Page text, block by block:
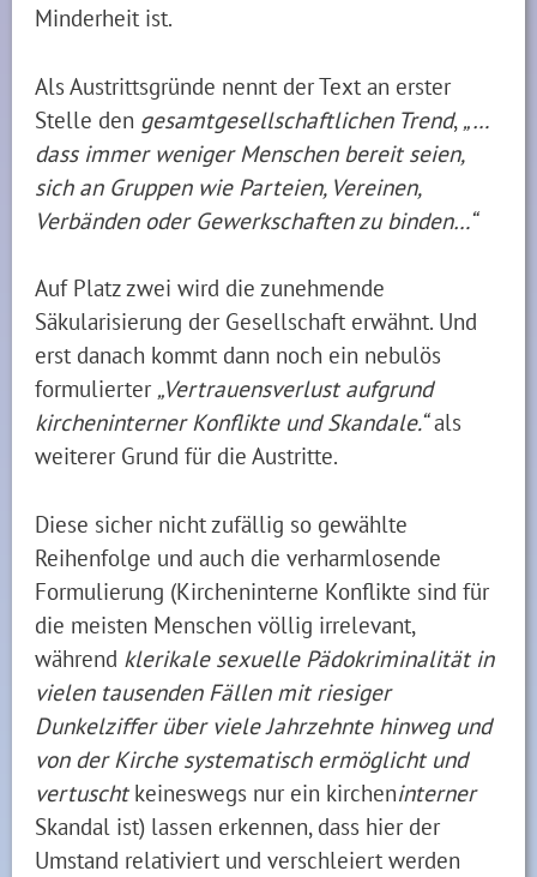
Minderheit ist.
Als Austrittsgründe nennt der Text an erster
Stelle den gesamtgesellschaftlichen Trend, „…
dass immer weniger Menschen bereit seien,
sich an Gruppen wie Parteien, Vereinen,
Verbänden oder Gewerkschaften zu binden…“
Auf Platz zwei wird die zunehmende
Säkularisierung der Gesellschaft erwähnt. Und
erst danach kommt dann noch ein nebulös
formulierter „Vertrauensverlust aufgrund
kircheninterner Konflikte und Skandale.“als
weiterer Grund für die Austritte.
Diese sicher nicht zufällig so gewählte
Reihenfolge und auch die verharmlosende
Formulierung (Kircheninterne Konflikte sind für
die meisten Menschen völlig irrelevant,
während klerikale sexuelle Pädokriminalität in
vielen tausenden Fällen mit riesiger
Dunkelziffer über viele Jahrzehnte hinweg und
von der Kirche systematisch ermöglicht und
vertuschtkeineswegs nur ein kircheninterner
Skandal ist) lassen erkennen, dass hier der
Umstand relativiert und verschleiert werden